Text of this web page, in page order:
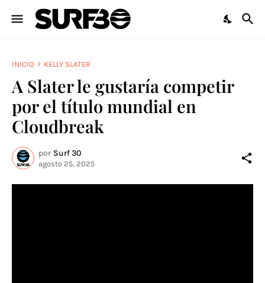
INICIO KELLY SLATER
A Slater le gustaría competir
por el título mundial en
Cloudbreak
por Surf 30
agosto 25, 2025